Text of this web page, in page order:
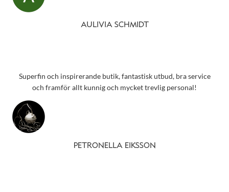
AULIVIA SCHMIDT
Superfin och inspirerande butik, fantastisk utbud, bra service
och framför allt kunnig och mycket trevlig personal!
PETRONELLA EIKSSON